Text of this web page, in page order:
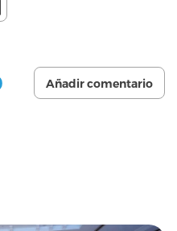
Añadir comentario